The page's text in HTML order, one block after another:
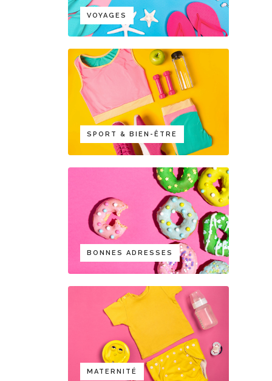
VOYAGES
SPORT & BIEN-ÊTRE
BONNES ADRESSES
MATERNITÉ